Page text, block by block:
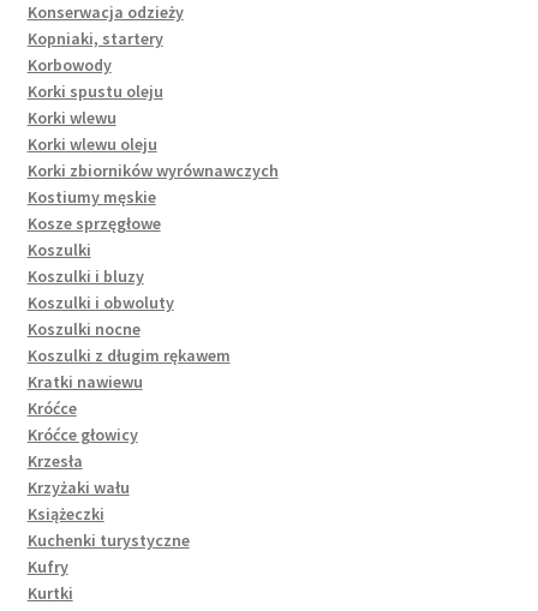
Konserwacja odzieży
Kopniaki, startery
Korbowody
Korki spustu oleju
Korki wlewu
Korki wlewu oleju
Korki zbiorników wyrównawczych
Kostiumy męskie
Kosze sprzęgłowe
Koszulki
Koszulki i bluzy
Koszulki i obwoluty
Koszulki nocne
Koszulki z długim rękawem
Kratki nawiewu
Króćce
Króćce głowicy
Krzesła
Krzyżaki wału
Książeczki
Kuchenki turystyczne
Kufry
Kurtki